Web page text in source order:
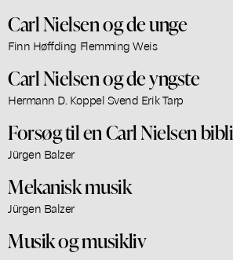
Carl Nielsen og de unge
Finn Høffding Flemming Weis
Carl Nielsen og de yngste
Hermann D. Koppel Svend Erik Tarp
Forsøg til en Carl Nielsen
Jürgen Balzer
Mekanisk musik
Jürgen Balzer
Musik og musikliv